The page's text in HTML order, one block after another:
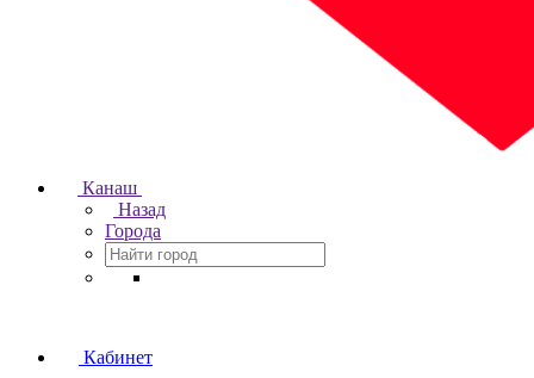
Канаш
Назад
Города
Кабинет